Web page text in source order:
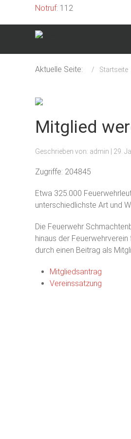
Notruf: 112
Aktuelle Seite: Startseite
Mitglied
Geschrieben von: admin 29.
Zugriffe: 204845
Etwa 325.000
unterschiedlichste Art und
Die Feuerwehr
hinaus der
durch einen Beitrag als
Mitgliedsantrag
Vereinssatzung